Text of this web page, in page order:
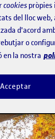
en
cookies pròpies
del lloc
d'acord
o
en la nostra
Acceptar